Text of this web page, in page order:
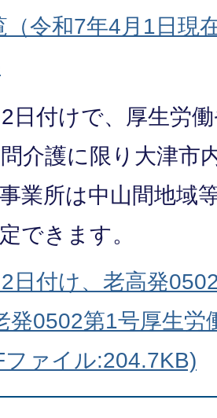
（令和7年4月1日現
日付けで、厚生労
介護に限り大津市
業所は中山間地域
できます。
日付け、老高発
発0502第1号厚生労
ファイル:204.7KB)